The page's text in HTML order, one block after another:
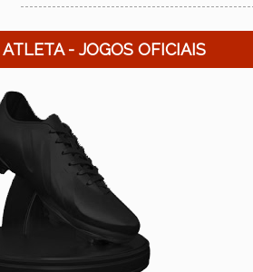
- JOGOS OFICIAIS